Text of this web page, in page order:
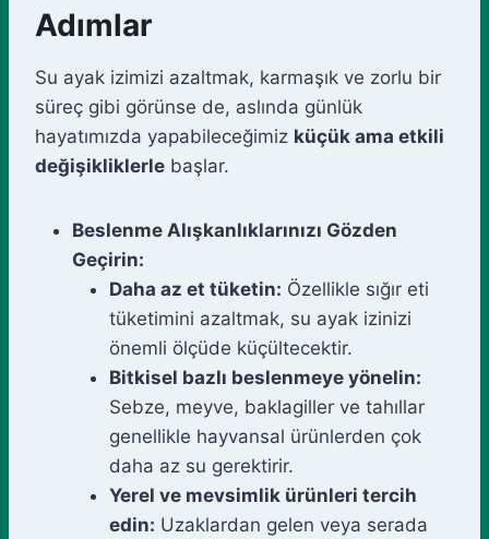
Adımlar
Su ayak izimizi azaltmak, karmaşık ve zorlu bir
süreç gibi görünse de, aslında günlük
hayatımızda yapabileceğimiz küçük ama etkili
değişikliklerle başlar.
Beslenme Alışkanlıklarınızı Gözden
Geçirin:
Daha az et tüketin: Özellikle sığır eti
tüketimini azaltmak, su ayak izinizi
önemli ölçüde küçültecektir.
Bitkisel bazlı beslenmeye yönelin:
Sebze, meyve, baklagiller ve tahıllar
genellikle hayvansal ürünlerden çok
daha az su gerektirir.
Yerel ve mevsimlik ürünleri tercih
edin: Uzaklardan gelen veya serada